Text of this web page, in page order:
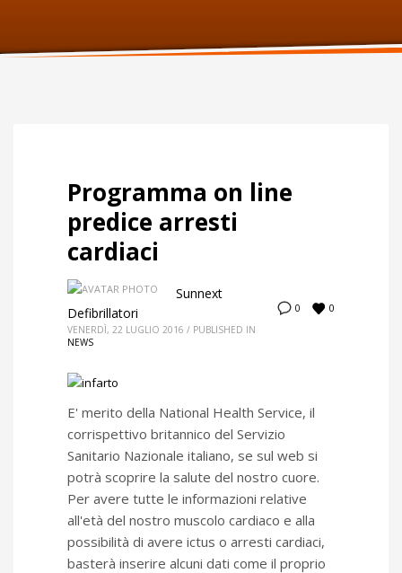
Lunedi:9am – 6pm
Programma on line
predice arresti
cardiaci
0 0
Sunnext
Defibrillatori
VENERDÌ, 22 LUGLIO 2016 / PUBLISHED IN
NEWS
E' merito della National Health Service, il
corrispettivo britannico del Servizio
Sanitario Nazionale italiano, se sul web si
potrà scoprire la salute del nostro cuore.
Per avere tutte le informazioni relative
all'età del nostro muscolo cardiaco e alla
possibilità di avere ictus o arresti cardiaci,
basterà inserire alcuni dati come il proprio